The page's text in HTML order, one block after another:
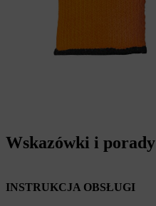
Wskazówki i porady
INSTRUKCJA OBSŁUGI